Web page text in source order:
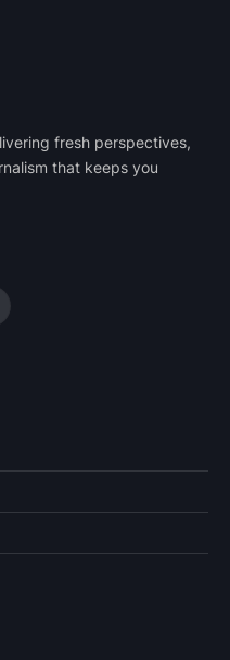
fresh perspectives,
that keeps you